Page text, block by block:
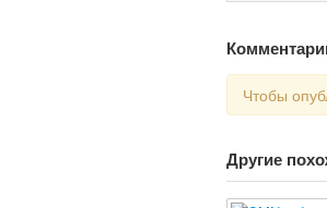
Чтобы
Другие